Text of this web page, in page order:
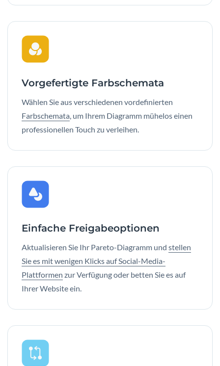
Vorgefertigte Farbschemata
Wählen Sie aus verschiedenen vordefinierten
Farbschemata, um Ihrem Diagramm mühelos einen
professionellen Touch zu verleihen.
Einfache Freigabeoptionen
Aktualisieren Sie Ihr Pareto-Diagramm und stellen
Sie es mit wenigen Klicks auf Social-Media-
Plattformen zur Verfügung oder betten Sie es auf
Ihrer Website ein.